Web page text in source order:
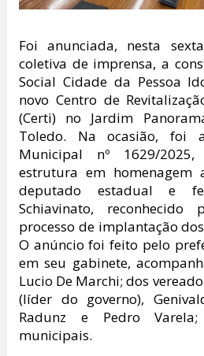
Foi anunciada, nesta
coletiva de imprensa, a
Social Cidade da Pessoa
novo Centro de
(Certi) no Jardim
Toledo. Na ocasião, foi
Municipal nº 1629/
estrutura em homenagem
deputado estadual e
Schiavinato,
processo de implantação
O anúncio foi feito pelo
em seu gabinete,
Lucio De Marchi; dos
(líder do governo),
Radunz e Pedro
municipais.